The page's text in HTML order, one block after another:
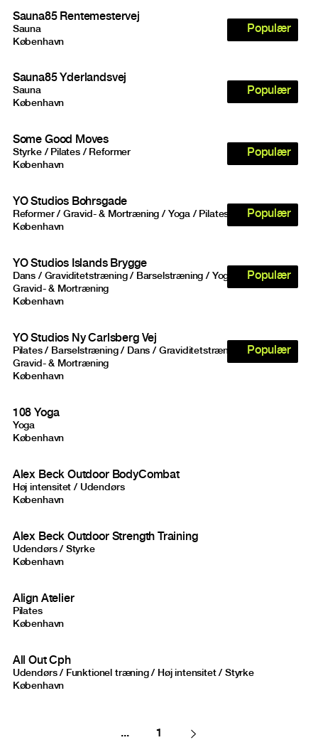
Populær
Sauna85 Rentemestervej
Sauna
København
Populær
Sauna85 Yderlandsvej
Sauna
København
Populær
Some Good Moves
Styrke / Pilates / Reformer
København
Populær
YO Studios Bohrsgade
Reformer / Gravid- & Mortræning / Yoga / Pilates
København
Populær
YO Studios Islands Brygge
Dans / Graviditetstræning / Barselstræning / Yoga / Pilates /
Gravid- & Mortræning
København
Populær
YO Studios Ny Carlsberg Vej
Pilates / Barselstræning / Dans / Graviditetstræning / Yoga /
Gravid- & Mortræning
København
108 Yoga
Yoga
København
Alex Beck Outdoor BodyCombat
Høj intensitet / Udendørs
København
Alex Beck Outdoor Strength Training
Udendørs / Styrke
København
Align Atelier
Pilates
København
All Out Cph
Udendørs / Funktionel træning / Høj intensitet / Styrke
København
... 1